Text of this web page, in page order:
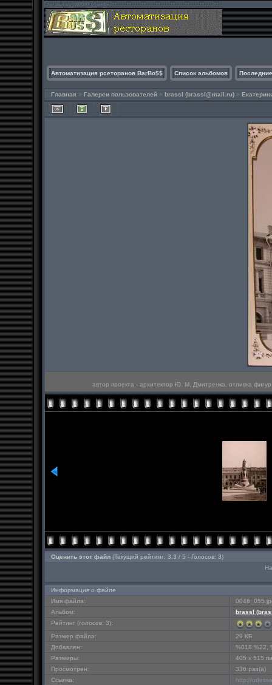
Автоматизация рсеторанов BarBo$$ Список альбомов
Главная > Галереи пользователей > brassl (brassl@mail.ru) >
автор проекта - архитектор Ю. М. Дмитренко, отливка
Оценить этот файл (Текущий рейтинг: 3.3 / 5 - Голосов: 3)
Информация о файле
Имя файла:
Альбом:
brassl (
Рейтинг (голосов: 3):
Размер файла:
29 КБ
Добавлен:
%018 %22,
Размеры:
405 x 515
Просмотрен:
336 раз(а)
Ссылка:
http://